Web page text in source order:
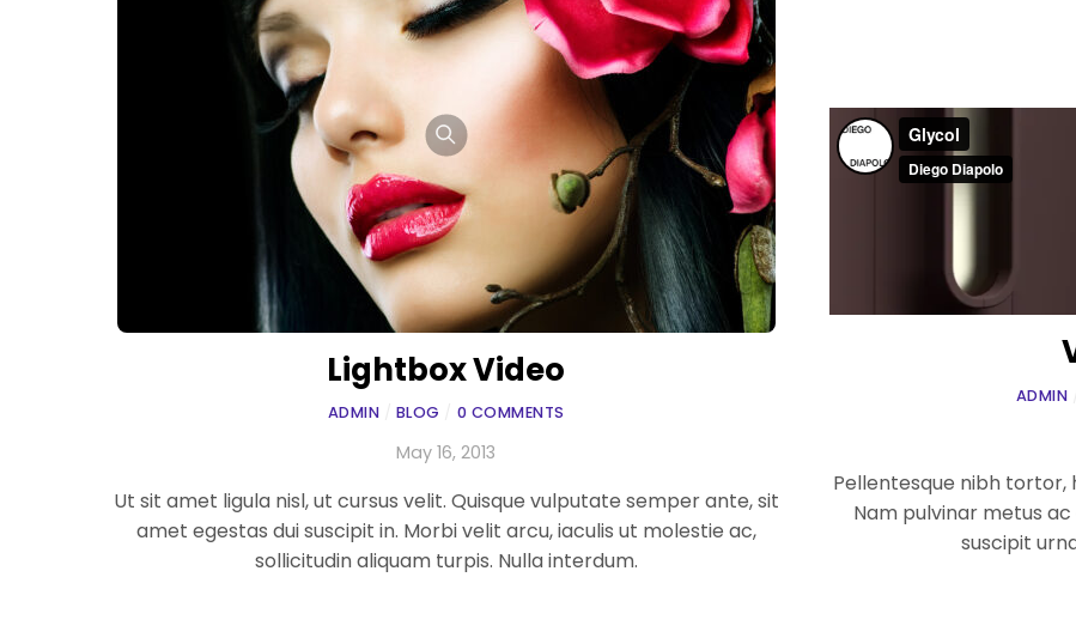
Lightbox Video
ADMIN BLOG 0 COMMENTS
May 16, 2013
Ut sit amet ligula nisl, ut cursus velit. Quisque vulputate semper ante, sit
amet egestas dui suscipit in. Morbi velit arcu, iaculis ut molestie ac,
sollicitudin aliquam turpis. Nulla interdum.
ADMIN
Pellentesque nibh
Nam pulvinar metus
suscipit